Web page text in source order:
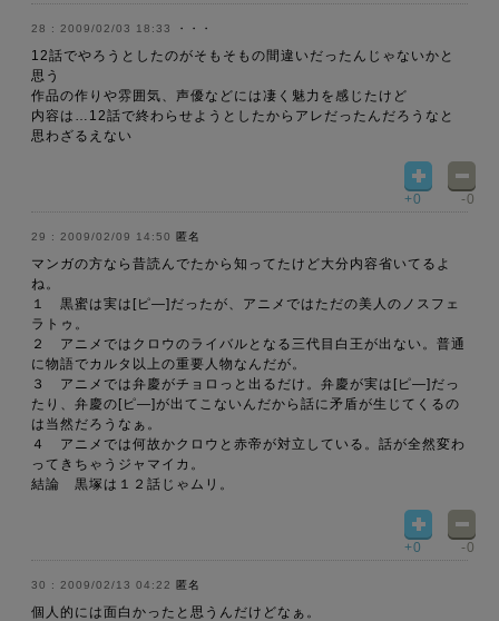
2009/02/03 18:33 ・・・
12話でやろうとしたのがそもそもの間違いだったんじゃないかと
思う
作品の作りや雰囲気、声優などには凄く魅力を感じたけど
内容は…12話で終わらせようとしたからアレだったんだろうなと
思わざるえない
+0 -0
2009/02/09 14:50 匿名
マンガの方なら昔読んでたから知ってたけど大分内容省いてるよ
ね。
１ 黒蜜は実は[ピ―]だったが、アニメではただの美人のノスフェ
ラトゥ。
２ アニメではクロウのライバルとなる三代目白王が出ない。普通
に物語でカルタ以上の重要人物なんだが。
３ アニメでは弁慶がチョロっと出るだけ。弁慶が実は[ピ―]だっ
たり、弁慶の[ピ―]が出てこないんだから話に矛盾が生じてくるの
は当然だろうなぁ。
４ アニメでは何故かクロウと赤帝が対立している。話が全然変わ
ってきちゃうジャマイカ。
結論 黒塚は１２話じゃムリ。
+0 -0
2009/02/13 04:22 匿名
個人的には面白かったと思うんだけどなぁ。